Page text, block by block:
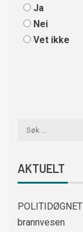
Ja
Nei
Vet ikke
AKTUELT
brannvesen